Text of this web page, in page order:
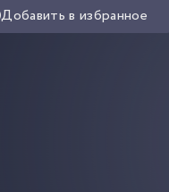
Добавить в избранное